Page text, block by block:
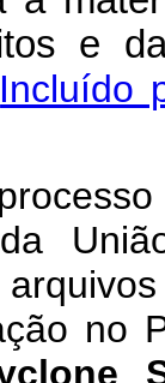
e
no